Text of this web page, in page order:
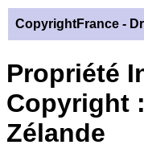
CopyrightFrance -
Propriété
Copyright
Zélande